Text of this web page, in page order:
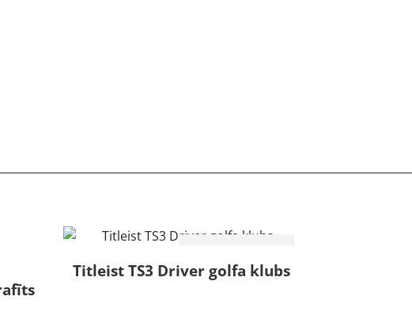
VAIRĀK
Titleist TS3 Driver golfa klubs